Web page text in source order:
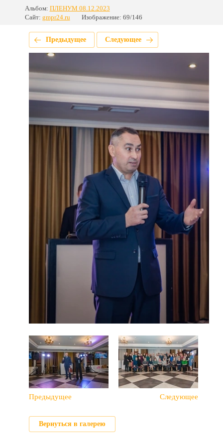
Альбом: ПЛЕНУМ 08.12.2023
Сайт: gmpr24.ru Изображение: 69/146
Предыдущее Следующее
Предыдущее Следующее
Вернуться в галерею